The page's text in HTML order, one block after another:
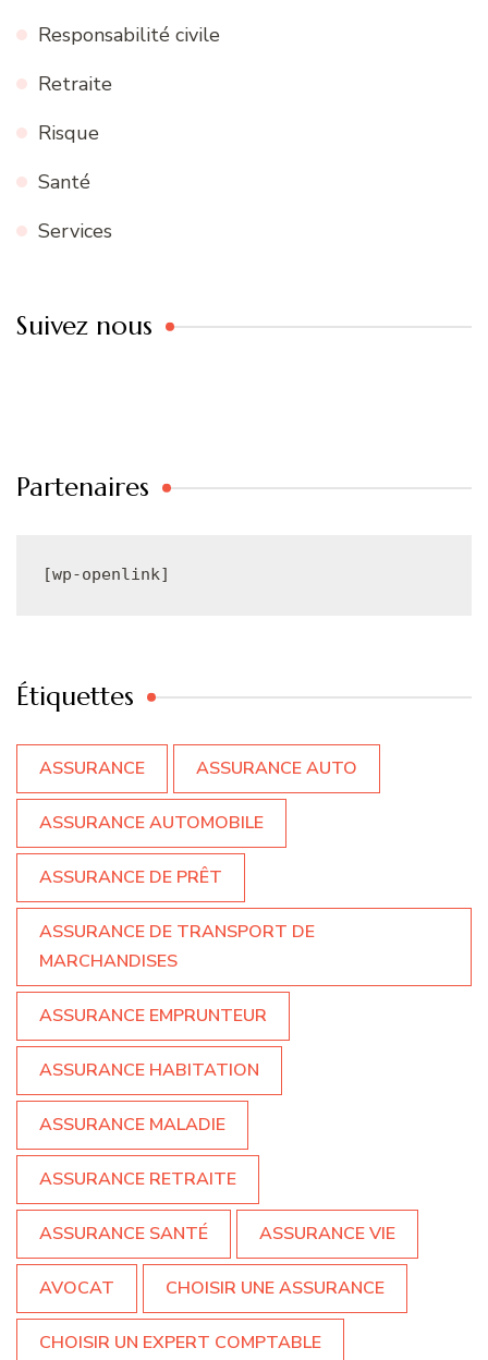
Responsabilité civile
Retraite
Risque
Santé
Services
Suivez nous
Partenaires
[wp-openlink]
Étiquettes
ASSURANCE ASSURANCE AUTO
ASSURANCE AUTOMOBILE
ASSURANCE DE PRÊT
ASSURANCE DE TRANSPORT DE
MARCHANDISES
ASSURANCE EMPRUNTEUR
ASSURANCE HABITATION
ASSURANCE MALADIE
ASSURANCE RETRAITE
ASSURANCE SANTÉ ASSURANCE VIE
AVOCAT CHOISIR UNE ASSURANCE
CHOISIR UN EXPERT COMPTABLE